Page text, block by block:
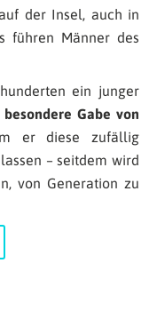
der Insel, auch in
führen Männer des
ein junger
besondere Gabe von
er diese zufällig
– seitdem wird
von Generation zu